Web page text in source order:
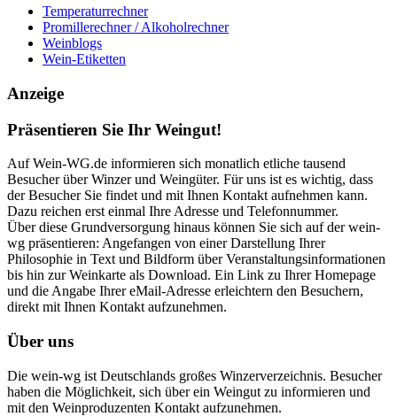
Temperaturrechner
Promillerechner / Alkoholrechner
Weinblogs
Wein-Etiketten
Anzeige
Präsentieren Sie Ihr Weingut!
Auf Wein-WG.de informieren sich monatlich etliche tausend
Besucher über Winzer und Weingüter. Für uns ist es wichtig, dass
der Besucher Sie findet und mit Ihnen Kontakt aufnehmen kann.
Dazu reichen erst einmal Ihre Adresse und Telefonnummer.
Über diese Grundversorgung hinaus können Sie sich auf der wein-
wg präsentieren: Angefangen von einer Darstellung Ihrer
Philosophie in Text und Bildform über Veranstaltungsinformationen
bis hin zur Weinkarte als Download. Ein Link zu Ihrer Homepage
und die Angabe Ihrer eMail-Adresse erleichtern den Besuchern,
direkt mit Ihnen Kontakt aufzunehmen.
Über uns
Die wein-wg ist Deutschlands großes Winzerverzeichnis. Besucher
haben die Möglichkeit, sich über ein Weingut zu informieren und
mit den Weinproduzenten Kontakt aufzunehmen.